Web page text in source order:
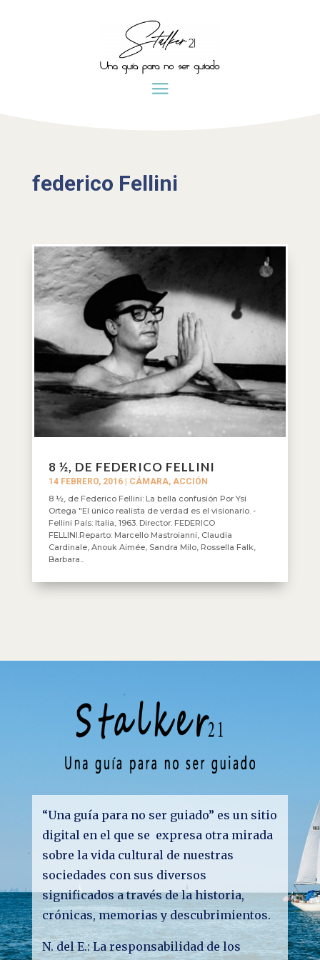
federico Fellini
8 ½, DE FEDERICO FELLINI
14 FEBRERO, 2016| CÁMARA, ACCIÓN
8 ½, de Federico Fellini: La bella confusión Por Ysi
Ortega "El único realista de verdad es el visionario. -
Fellini País: Italia, 1963. Director: FEDERICO
FELLINI.Reparto: Marcello Mastroianni, Claudia
Cardinale, Anouk Aimée, Sandra Milo, Rossella Falk,
Barbara...
“Una guía para no ser guiado” es un sitio
digital en el que se expresa otra mirada
sobre la vida cultural de nuestras
sociedades con sus diversos
significados a través de la historia,
crónicas, memorias y descubrimientos.
N. del E.: La responsabilidad de los